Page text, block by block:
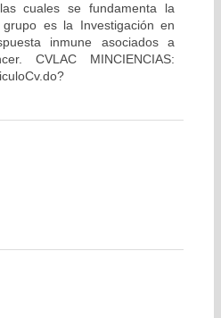
cuales se fundamenta la
es la Investigación en
inmune asociados a
CVLAC MINCIENCIAS: